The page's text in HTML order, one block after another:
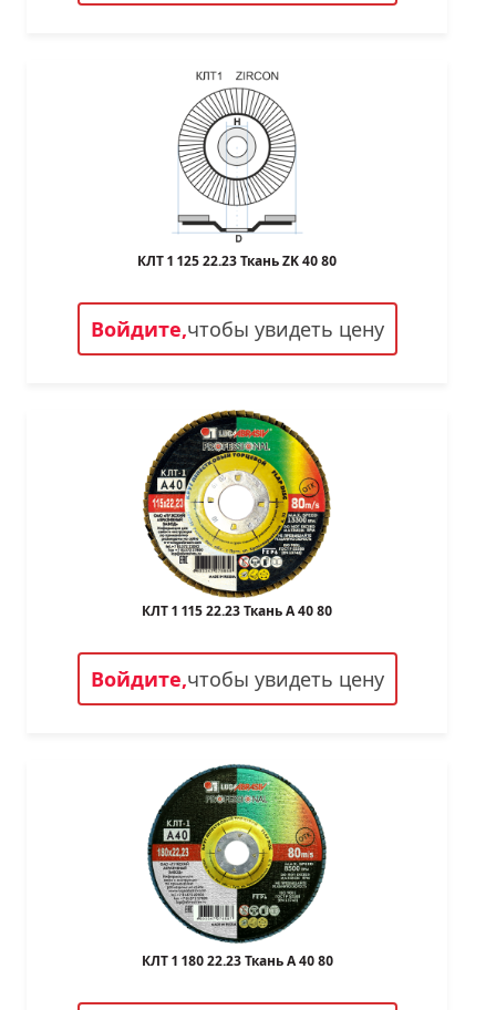
КЛТ 1 125 22.23 Ткань ZK 40 80
Войдите,чтобы увидеть цену
КЛТ 1 115 22.23 Ткань A 40 80
Войдите,чтобы увидеть цену
КЛТ 1 180 22.23 Ткань A 40 80